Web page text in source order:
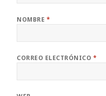
NOMBRE *
CORREO ELECTRÓNICO *